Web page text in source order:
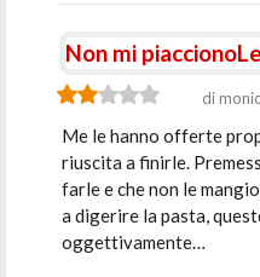
Non mi
di
Me le hanno offerte
riuscita a finirle.
farle e che non le
a digerire la pasta,
oggettivamente…